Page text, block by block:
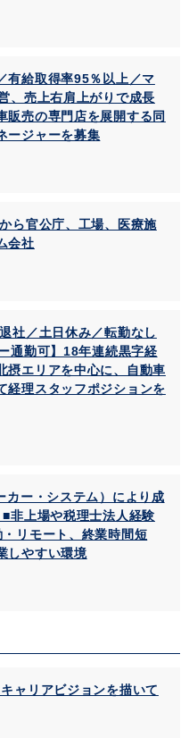
有給取得率95％以上／マ
、売上右肩上がりで成長
売の専門店を展開する同
ージャーを募集
ら官公庁、工場、医療施
会社
社／土日休み／転勤なし
通勤可】18年連続黒字経
摂エリアを中心に、自動車
経理スタッフポジションを
カー・システム）により成
上場や税理士法人経験
リモート、終業時間短
しやすい環境
ャリアビジョンを描いて